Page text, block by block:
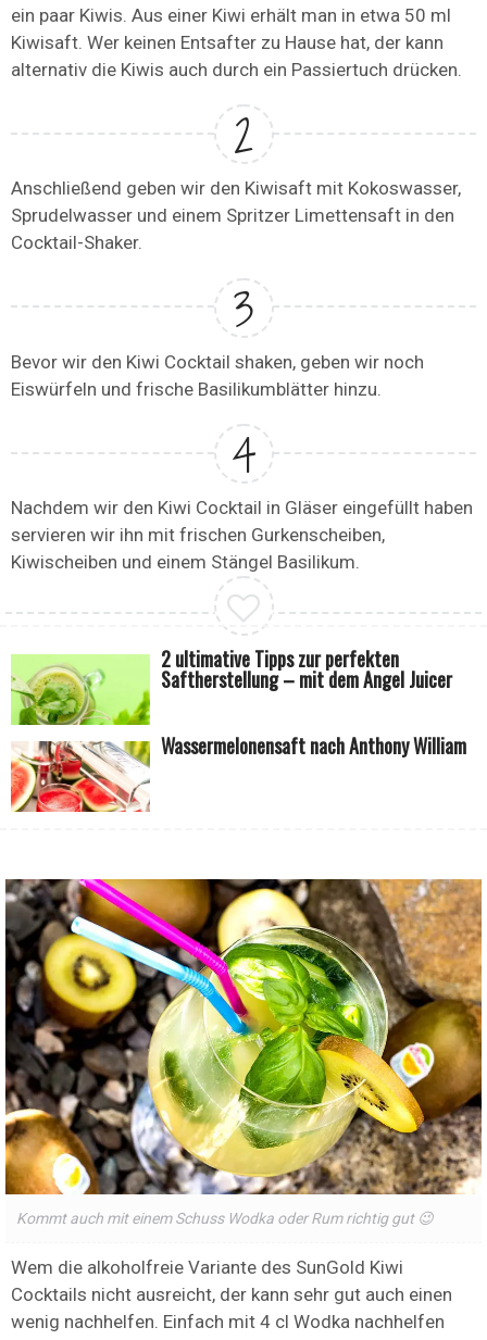
ein paar Kiwis. Aus einer Kiwi erhält man in etwa 50 ml
Kiwisaft. Wer keinen Entsafter zu Hause hat, der kann
alternativ die Kiwis auch durch ein Passiertuch drücken.
Anschließend geben wir den Kiwisaft mit Kokoswasser,
Sprudelwasser und einem Spritzer Limettensaft in den
Cocktail-Shaker.
Bevor wir den Kiwi Cocktail shaken, geben wir noch
Eiswürfeln und frische Basilikumblätter hinzu.
Nachdem wir den Kiwi Cocktail in Gläser eingefüllt haben
servieren wir ihn mit frischen Gurkenscheiben,
Kiwischeiben und einem Stängel Basilikum.
2 ultimative Tipps zur perfekten
Saftherstellung – mit dem Angel Juicer
Wassermelonensaft nach Anthony William
Kommt auch mit einem Schuss Wodka oder Rum richtig gut 😉
Wem die alkoholfreie Variante des SunGold Kiwi
Cocktails nicht ausreicht, der kann sehr gut auch einen
wenig nachhelfen. Einfach mit 4 cl Wodka nachhelfen